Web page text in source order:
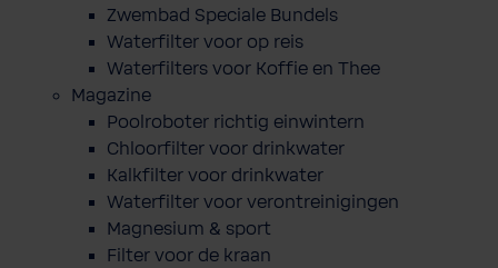
Zwembad Speciale Bundels
Waterfilter voor op reis
Waterfilters voor Koffie en Thee
Magazine
Poolroboter richtig einwintern
Chloorfilter voor drinkwater
Kalkfilter voor drinkwater
Waterfilter voor verontreinigingen
Magnesium & sport
Filter voor de kraan